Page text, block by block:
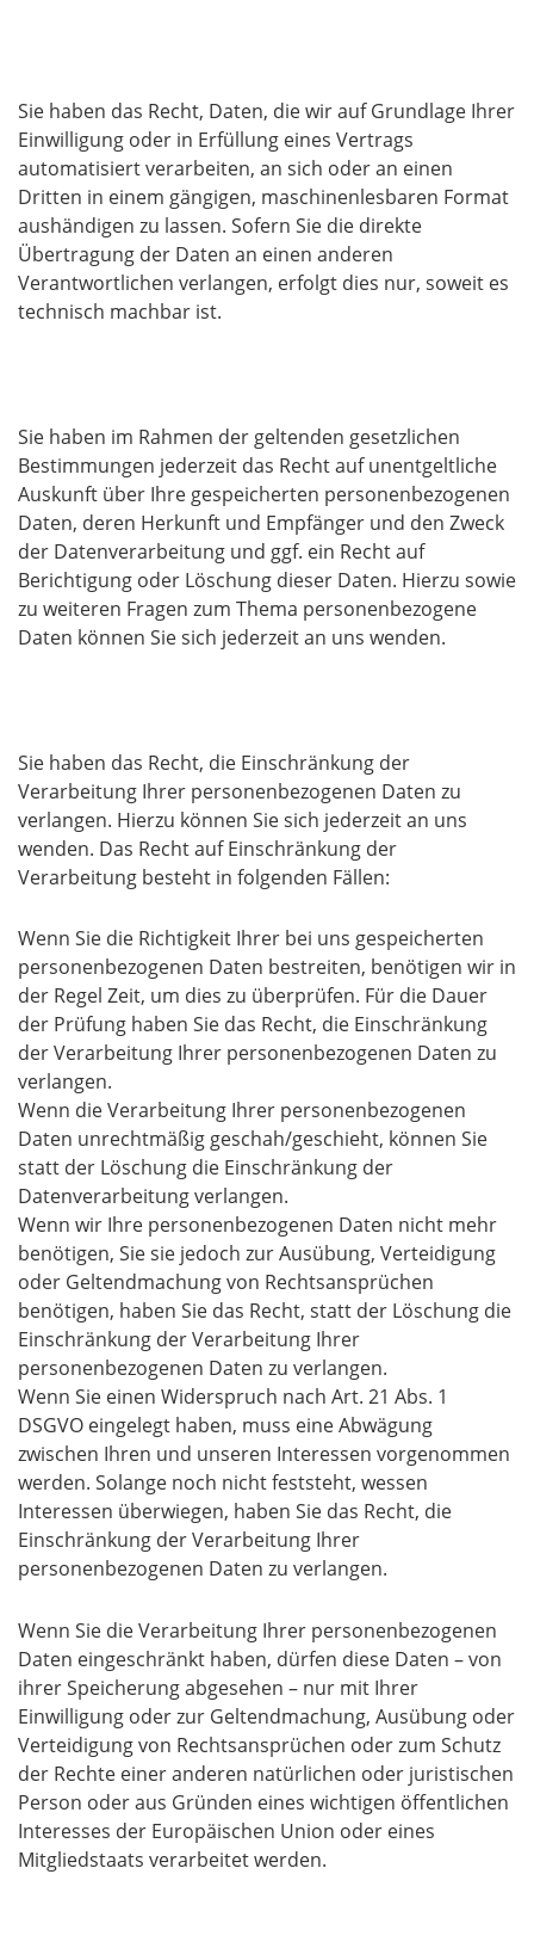
Sie haben das Recht, Daten, die wir auf Grundlage Ihrer
Einwilligung oder in Erfüllung eines Vertrags
automatisiert verarbeiten, an sich oder an einen
Dritten in einem gängigen, maschinenlesbaren Format
aushändigen zu lassen. Sofern Sie die direkte
Übertragung der Daten an einen anderen
Verantwortlichen verlangen, erfolgt dies nur, soweit es
technisch machbar ist.
Sie haben im Rahmen der geltenden gesetzlichen
Bestimmungen jederzeit das Recht auf unentgeltliche
Auskunft über Ihre gespeicherten personenbezogenen
Daten, deren Herkunft und Empfänger und den Zweck
der Datenverarbeitung und ggf. ein Recht auf
Berichtigung oder Löschung dieser Daten. Hierzu sowie
zu weiteren Fragen zum Thema personenbezogene
Daten können Sie sich jederzeit an uns wenden.
Sie haben das Recht, die Einschränkung der
Verarbeitung Ihrer personenbezogenen Daten zu
verlangen. Hierzu können Sie sich jederzeit an uns
wenden. Das Recht auf Einschränkung der
Verarbeitung besteht in folgenden Fällen:
Wenn Sie die Richtigkeit Ihrer bei uns gespeicherten
personenbezogenen Daten bestreiten, benötigen wir in
der Regel Zeit, um dies zu überprüfen. Für die Dauer
der Prüfung haben Sie das Recht, die Einschränkung
der Verarbeitung Ihrer personenbezogenen Daten zu
verlangen.
Wenn die Verarbeitung Ihrer personenbezogenen
Daten unrechtmäßig geschah/geschieht, können Sie
statt der Löschung die Einschränkung der
Datenverarbeitung verlangen.
Wenn wir Ihre personenbezogenen Daten nicht mehr
benötigen, Sie sie jedoch zur Ausübung, Verteidigung
oder Geltendmachung von Rechtsansprüchen
benötigen, haben Sie das Recht, statt der Löschung die
Einschränkung der Verarbeitung Ihrer
personenbezogenen Daten zu verlangen.
Wenn Sie einen Widerspruch nach Art. 21 Abs. 1
DSGVO eingelegt haben, muss eine Abwägung
zwischen Ihren und unseren Interessen vorgenommen
werden. Solange noch nicht feststeht, wessen
Interessen überwiegen, haben Sie das Recht, die
Einschränkung der Verarbeitung Ihrer
personenbezogenen Daten zu verlangen.
Wenn Sie die Verarbeitung Ihrer personenbezogenen
Daten eingeschränkt haben, dürfen diese Daten – von
ihrer Speicherung abgesehen – nur mit Ihrer
Einwilligung oder zur Geltendmachung, Ausübung oder
Verteidigung von Rechtsansprüchen oder zum Schutz
der Rechte einer anderen natürlichen oder juristischen
Person oder aus Gründen eines wichtigen öffentlichen
Interesses der Europäischen Union oder eines
Mitgliedstaats verarbeitet werden.